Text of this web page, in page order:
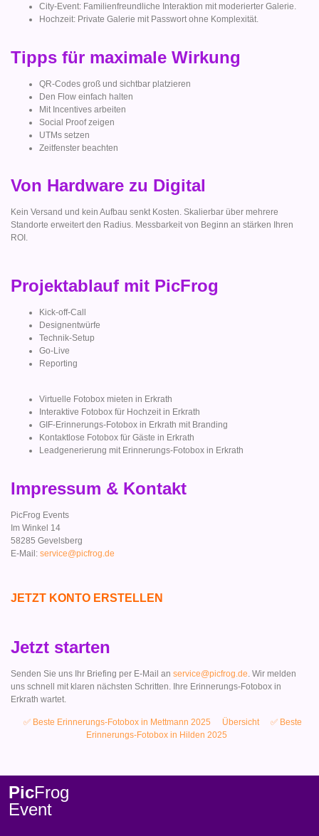
City-Event: Familienfreundliche Interaktion mit moderierter Galerie.
Hochzeit: Private Galerie mit Passwort ohne Komplexität.
Tipps für maximale Wirkung
QR-Codes groß und sichtbar platzieren
Den Flow einfach halten
Mit Incentives arbeiten
Social Proof zeigen
UTMs setzen
Zeitfenster beachten
Von Hardware zu Digital
Kein Versand und kein Aufbau senkt Kosten. Skalierbar über mehrere
Standorte erweitert den Radius. Messbarkeit von Beginn an stärken Ihren
ROI.
Projektablauf mit PicFrog
Kick-off-Call
Designentwürfe
Technik-Setup
Go-Live
Reporting
Virtuelle Fotobox mieten in Erkrath
Interaktive Fotobox für Hochzeit in Erkrath
GIF-Erinnerungs-Fotobox in Erkrath mit Branding
Kontaktlose Fotobox für Gäste in Erkrath
Leadgenerierung mit Erinnerungs-Fotobox in Erkrath
Impressum & Kontakt
PicFrog Events
Im Winkel 14
58285 Gevelsberg
E-Mail: service@picfrog.de
JETZT KONTO ERSTELLEN
Jetzt starten
Senden Sie uns Ihr Briefing per E-Mail an service@picfrog.de . Wir melden
uns schnell mit klaren nächsten Schritten. Ihre Erinnerungs-Fotobox in
Erkrath wartet.
✅ Beste Erinnerungs-Fotobox in Mettmann 2025 Übersicht
✅ Beste
Erinnerungs-Fotobox in Hilden 2025
PicFrog
Event